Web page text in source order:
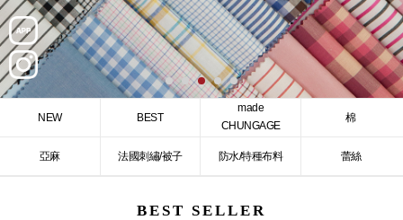
NEW BEST
made
CHUNGAGE
棉
亞麻 法國刺繡/被子 防水/特種布料 蕾絲
BEST SELLER